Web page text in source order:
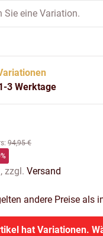
Sie eine Variation.
3 Werktage
: 94,95 €
zzgl. Versand
andere Preise als
hat Variationen.